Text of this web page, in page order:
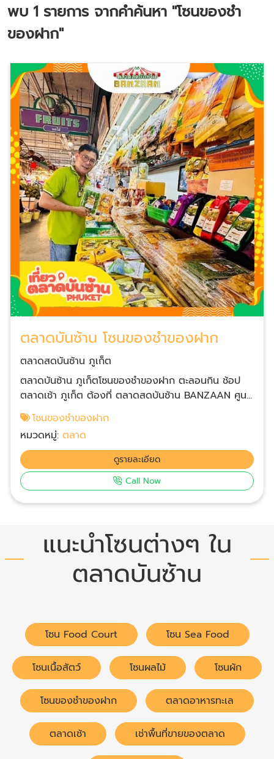
พบ 1 รายการ จากคำค้นหา "โซนของชำ
ของฝาก"
ตลาดบันซ้าน โซนของชำของฝาก
ตลาดสดบันซ้าน ภูเก็ต
ตลาดบันซ้าน ภูเก็ตโซนของชำของฝาก ตะลอนกิน ช้อป
ตลาดเช้า ภูเก็ต ต้องที่ ตลาดสดบันซ้าน BANZAAN ศูนย์
รวมแหล่งของชำ ของฝาก ให้บริการนักท่องเที่ยว พื้นที่
สะอาด จอดรถสะดวก ราคาเป็นกันเอง มีร้านขายของฝาก
ภูเก็ต ทุเรียนทอด ทุเรียนดรายฟรีซ มะพร้าวอบกรอบ ขนม
สับปะรด ลูกอมรสผลไม้หลากหลายชนิด และยังมีขนม ของ
ฝากอีกมากมาย จำหน่ายในราคาพิเศษ
โซนของชำของฝาก
หมวดหมู่:ตลาด
ดูรายละเอียด
Call Now
แนะนำโซนต่างๆ ใน
ตลาดบันซ้าน
โซน Food Court โซน Sea Food
โซนเนื้อสัตว์ โซนผลไม้ โซนผัก
โซนของชำของฝาก ตลาดอาหารทะเล
ตลาดเช้า เช่าพื้นที่ขายของตลาด